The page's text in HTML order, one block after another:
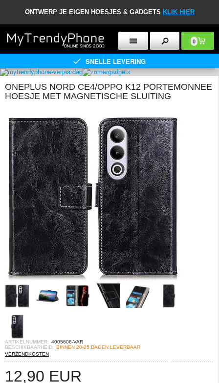
ONTWERP JE EIGEN HOESJES & GADGETS KLIK HIER
0
SNELLE LEVERING
ONEPLUS NORD CE4/OPPO K12 PORTEMONNEE
HOESJE MET MAGNETISCHE SLUITING
ARTIKELNUMMER: 4005608-VAR
BESCHIKBAARHEID: BINNEN 20-25 DAGEN LEVERBAAR
VERZENDKOSTEN
12,90 EUR